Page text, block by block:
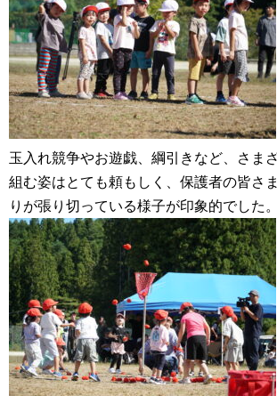
玉入れ競争やお遊戯、綱引きなど、さま
組む姿はとても頼もしく、保護者の皆さ
りが張り切っている様子が印象的でした。